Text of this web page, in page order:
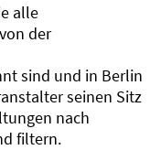
alle
der
sind und in Berlin
seinen Sitz
nach
filtern.